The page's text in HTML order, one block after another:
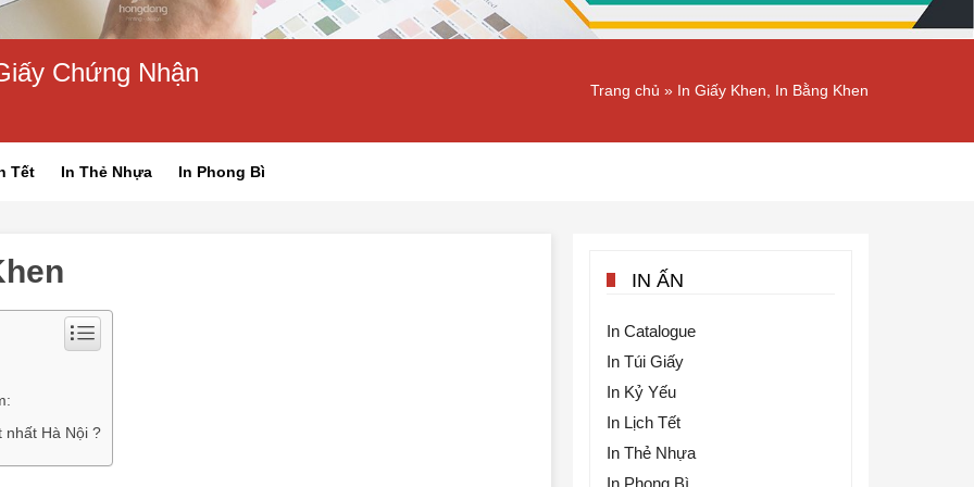
Chứng Nhận
Trang chủ » In Giấy Khen, In Bằng Khen
Tết In Thẻ Nhựa In Phong Bì
nhất Hà Nội ?
IN ẤN
In Catalogue
In Túi Giấy
In Kỷ Yếu
In Lịch Tết
In Thẻ Nhựa
In Phong Bì